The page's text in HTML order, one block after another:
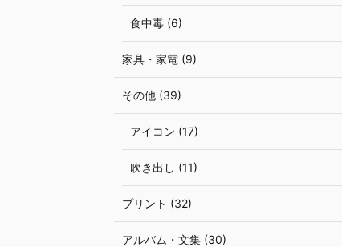
食中毒 (6)
家具・家電 (9)
その他 (39)
アイコン (17)
吹き出し (11)
プリント (32)
アルバム・文集 (30)